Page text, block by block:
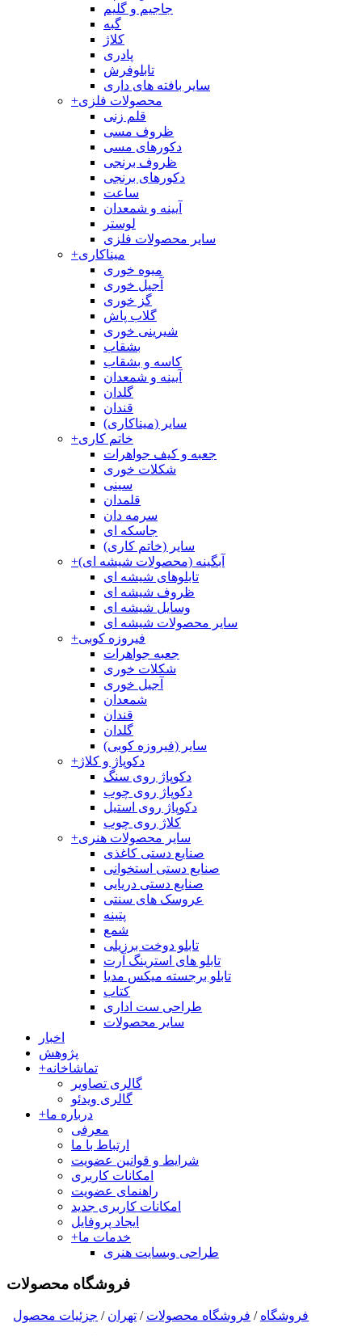
جاجیم و گلیم
گبه
کلاژ
پادری
تابلوفرش
سایر بافته های داری
+محصولات فلزی
قلم زنی
ظروف مسی
دکورهای مسی
ظروف برنجی
دکورهای برنجی
ساعت
آیینه و شمعدان
لوستر
سایر محصولات فلزی
+میناکاری
میوه خوری
آجیل خوری
گز خوری
گلاب پاش
شیرینی خوری
بشقاب
کاسه و بشقاب
آیینه و شمعدان
گلدان
قندان
سایر (میناکاری)
+خاتم کاری
جعبه و کیف جواهرات
شکلات خوری
سینی
قلمدان
سرمه دان
جاسکه ای
سایر (خاتم کاری)
+آبگینه (محصولات شیشه ای)
تابلوهای شیشه ای
ظروف شیشه ای
وسایل شیشه ای
سایر محصولات شیشه ای
+فیروزه کوبی
جعبه جواهرات
شکلات خوری
آجیل خوری
شمعدان
قندان
گلدان
سایر (فیروزه کوبی)
+دکوپاژ و کلاژ
دکوپاژ روی سنگ
دکوپاژ روی چوب
دکوپاژ روی استیل
کلاژ روی چوب
+سایر محصولات هنری
صنایع دستی کاغذی
صنایع دستی استخوانی
صنایع دستی دریایی
عروسک های سنتی
پتینه
شمع
تابلو دوخت برزیلی
تابلو های استرینگ آرت
تابلو برجسته میکس مدیا
کتاب
طراحی ست اداری
سایر محصولات
اخبار
پژوهش
+تماشاخانه
گالری تصاویر
گالری ویدئو
+درباره ما
معرفی
ارتباط با ما
شرایط و قوانین عضویت
امکانات کاربری
راهنمای عضویت
امکانات کاربری جدید
ایجاد پروفایل
+خدمات ما
طراحی وبسایت هنری
فروشگاه محصولات
فروشگاه / فروشگاه محصولات / تهران / جزئیات محصول